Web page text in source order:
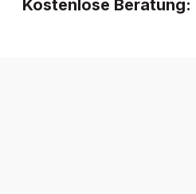
Kostenlose Beratung: